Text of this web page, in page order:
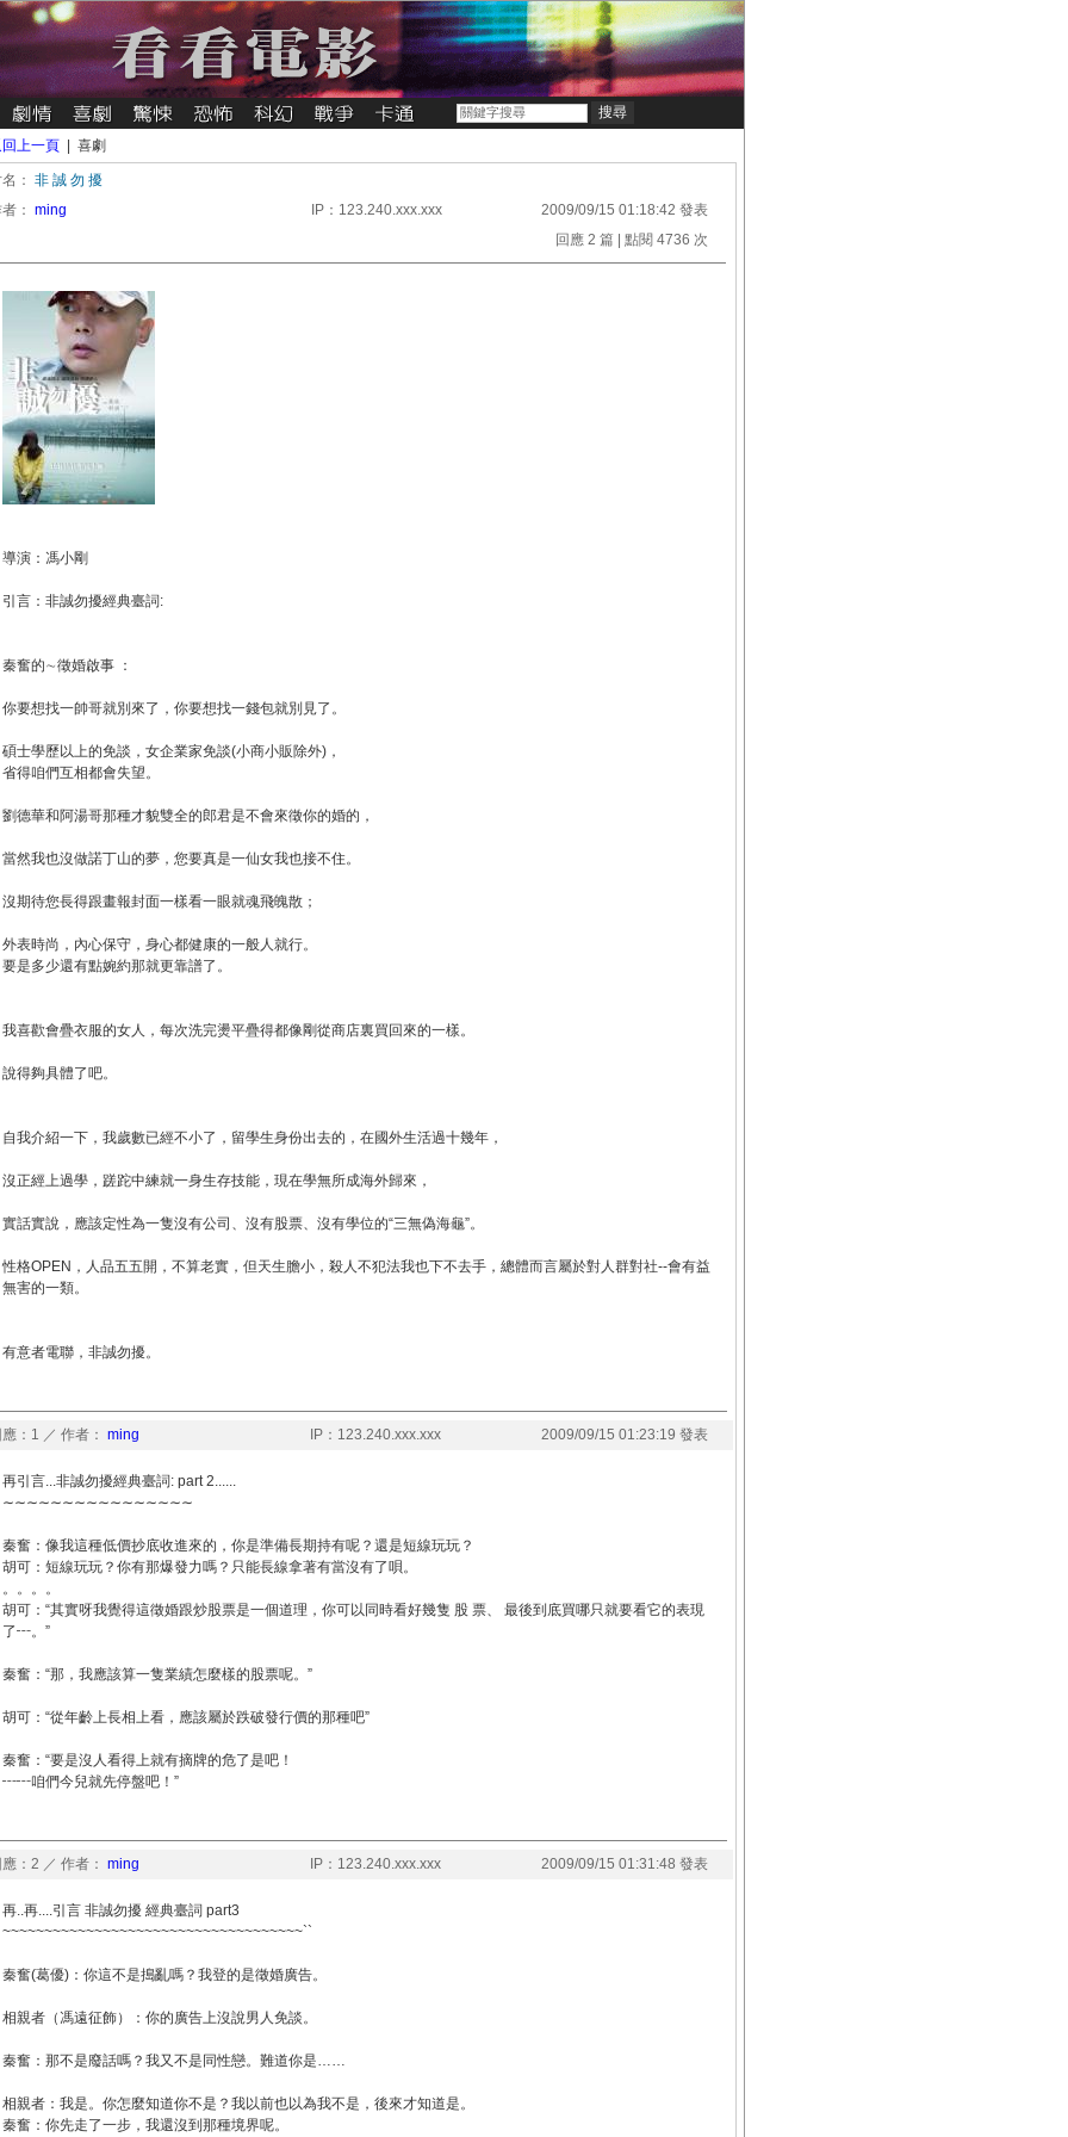
上一頁 | 喜劇
： 非 誠 勿 擾
： ming IP：123.240.xxx.xxx
2009/09/15 01:18:42 發表
回應 2 篇 | 點閱 4736 次
導演：馮小剛
引言：非誠勿擾經典臺詞:
秦奮的∼徵婚啟事 ：
你要想找一帥哥就別來了，你要想找一錢包就別見了。
碩士學歷以上的免談，女企業家免談(小商小販除外)，
省得咱們互相都會失望。
劉德華和阿湯哥那種才貌雙全的郎君是不會來徵你的婚的，
當然我也沒做諾丁山的夢，您要真是一仙女我也接不住。
沒期待您長得跟畫報封面一樣看一眼就魂飛魄散；
外表時尚，內心保守，身心都健康的一般人就行。
要是多少還有點婉約那就更靠譜了。
我喜歡會疊衣服的女人，每次洗完燙平疊得都像剛從商店裏買回來的一樣。
說得夠具體了吧。
自我介紹一下，我歲數已經不小了，留學生身份出去的，在國外生活過十幾年，
沒正經上過學，蹉跎中練就一身生存技能，現在學無所成海外歸來，
實話實說，應該定性為一隻沒有公司、沒有股票、沒有學位的“三無偽海龜”。
性格OPEN，人品五五開，不算老實，但天生膽小，殺人不犯法我也下不去手，總體而言屬於對人群對社--會有益
無害的一類。
有意者電聯，非誠勿擾。
：1 ／ 作者： ming IP：123.240.xxx.xxx 2009/09/15 01:23:19 發表
再引言...非誠勿擾經典臺詞: part 2......
∼∼∼∼∼∼∼∼∼∼∼∼∼∼∼∼
秦奮：像我這種低價抄底收進來的，你是準備長期持有呢？還是短線玩玩？
胡可：短線玩玩？你有那爆發力嗎？只能長線拿著有當沒有了唄。
。。。。
胡可：“其實呀我覺得這徵婚跟炒股票是一個道理，你可以同時看好幾隻 股 票、 最後到底買哪只就要看它的表現
了┅。”
秦奮：“那，我應該算一隻業績怎麼樣的股票呢。”
胡可：“從年齡上長相上看，應該屬於跌破發行價的那種吧”
秦奮：“要是沒人看得上就有摘牌的危了是吧！
┅┅咱們今兒就先停盤吧！”
：2 ／ 作者： ming IP：123.240.xxx.xxx 2009/09/15 01:31:48 發表
再..再....引言 非誠勿擾 經典臺詞 part3
~~~~~~~~~~~~~~~~~~~~~~~~~~~~~~~~~~~~``
秦奮(葛優)：你這不是搗亂嗎？我登的是徵婚廣告。
相親者（馮遠征飾）：你的廣告上沒說男人免談。
秦奮：那不是廢話嗎？我又不是同性戀。難道你是……
相親者：我是。你怎麼知道你不是？我以前也以為我不是，後來才知道是。
秦奮：你先走了一步，我還沒到那種境界呢。